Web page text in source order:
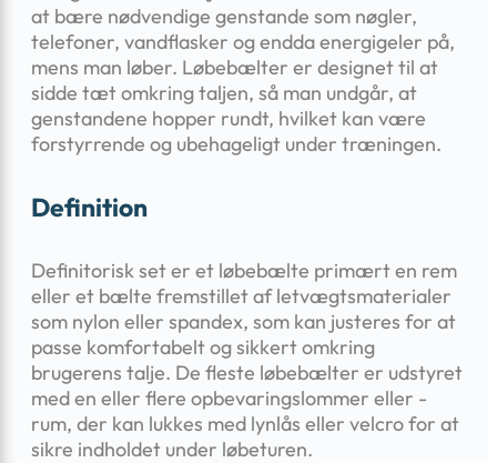
at bære nødvendige genstande som nøgler,
telefoner, vandflasker og endda energigeler på,
mens man løber. Løbebælter er designet til at
sidde tæt omkring taljen, så man undgår, at
genstandene hopper rundt, hvilket kan være
forstyrrende og ubehageligt under træningen.
Definition
Definitorisk set er et løbebælte primært en rem
eller et bælte fremstillet af letvægtsmaterialer
som nylon eller spandex, som kan justeres for at
passe komfortabelt og sikkert omkring
brugerens talje. De fleste løbebælter er udstyret
med en eller flere opbevaringslommer eller -
rum, der kan lukkes med lynlås eller velcro for at
sikre indholdet under løbeturen.